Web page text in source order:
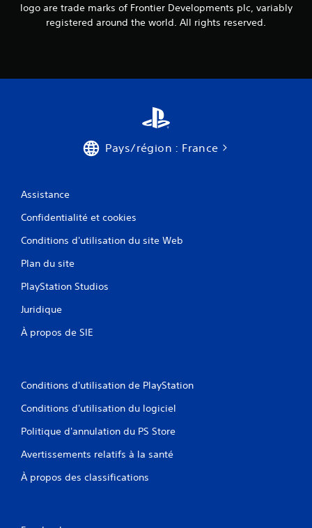
logo are trade marks of Frontier Developments plc, variably
registered around the world. All rights reserved.
Pays/région : France
Assistance
Confidentialité et cookies
Conditions d'utilisation du site Web
Plan du site
PlayStation Studios
Juridique
À propos de SIE
Conditions d'utilisation de PlayStation
Conditions d'utilisation du logiciel
Politique d'annulation du PS Store
Avertissements relatifs à la santé
À propos des classifications